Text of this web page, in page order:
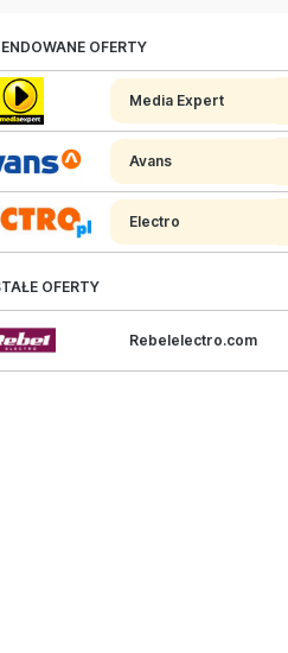
OFERTY
Media Expert
Avans
Electro
OFERTY
Rebelelectro.com